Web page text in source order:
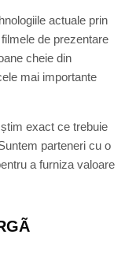
actuale prin
de prezentare
cheie din
mai importante
exact ce trebuie
parteneri cu o
a furniza valoare